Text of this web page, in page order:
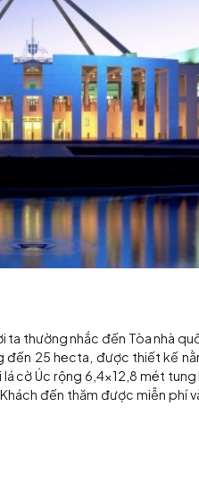
đừng bỏ lỡ những bảo
of Australia, National
những bộ sưu tập
vật có giá trị mà thủ
nhiều di tích có giá trị cao